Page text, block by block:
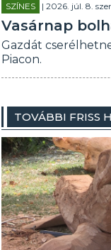
SZÍNES | 2026. júl. 8.
Vasárnap
Gazdát
Piacon.
TOVÁBBI FRISS